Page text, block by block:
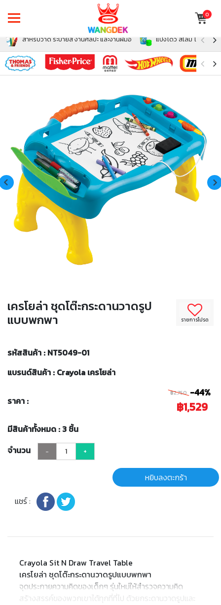
0
สำหรับวาด ระบายสี งานศิลปะ และงานฝีมือ แป้งโดว์ สไลม์ โฟม สำห
รายการโปรด
เครโยล่า ชุดโต๊ะกระดานวาดรูป
แบบพกพา
รหัสสินค้า : NT5049-01
แบรนด์สินค้า : Crayola เครโยล่า
ราคา :
฿2,750 -44%
฿1,529
มีสินค้าทั้งหมด : 3 ชิ้น
จำนวน
- +
หยิบลงตะกร้า
แชร์ :
Crayola Sit N Draw Travel Table
เครโยล่า ชุดโต๊ะกระดานวาดรูปแบบพกพา
จุดประกายความคิดของเด็กๆ รุ่นใหม่ให้สำรวจความคิด
สร้างสรรค์ของพวกเขาได้ทุกที่ที่ไป ด้วยกระดานวาดรูปและ